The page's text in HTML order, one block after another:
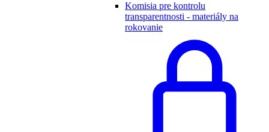
Komisia pre kontrolu
transparentnosti - materiály na
rokovanie